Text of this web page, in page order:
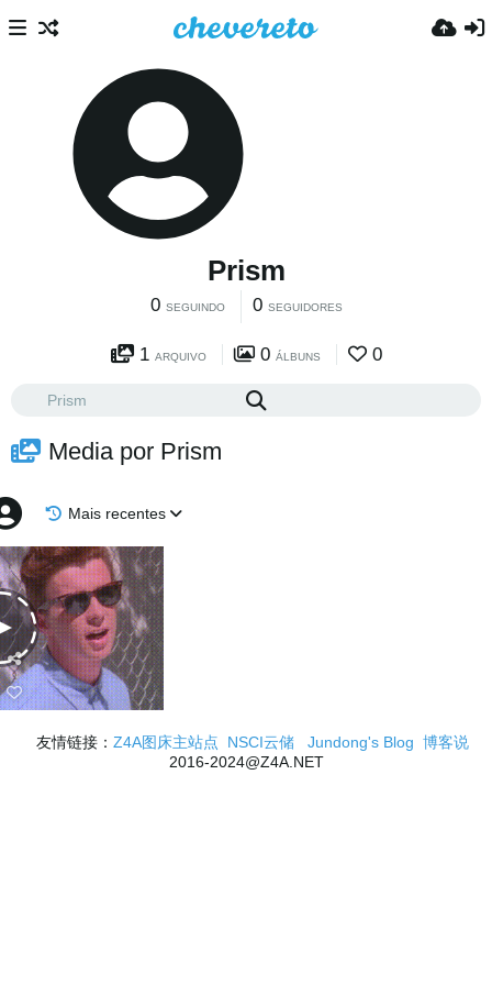
Prism
0 SEGUINDO 0 SEGUIDORES
1 ARQUIVO 0 ÁLBUNS 0
Media por Prism
Mais recentes
友情链接： Z4A图床主站点 NSCI云储 Jundong's Blog 博客说
2016-2024@Z4A.NET